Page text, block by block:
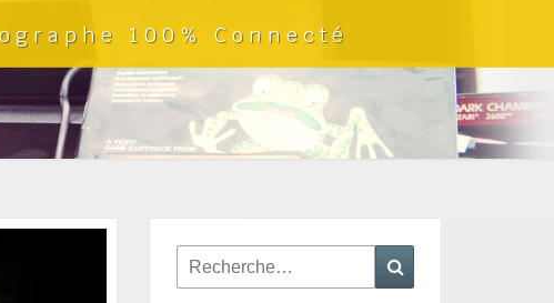
100% Connecté
Rechercher :